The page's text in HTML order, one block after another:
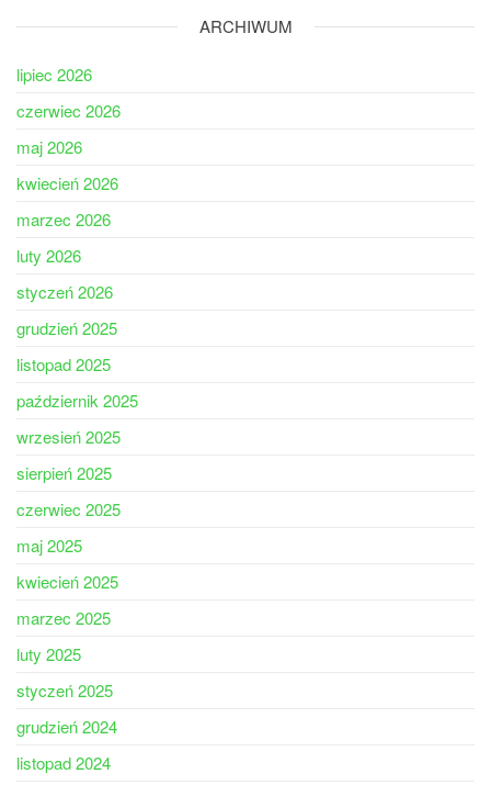
ARCHIWUM
lipiec 2026
czerwiec 2026
maj 2026
kwiecień 2026
marzec 2026
luty 2026
styczeń 2026
grudzień 2025
listopad 2025
październik 2025
wrzesień 2025
sierpień 2025
czerwiec 2025
maj 2025
kwiecień 2025
marzec 2025
luty 2025
styczeń 2025
grudzień 2024
listopad 2024